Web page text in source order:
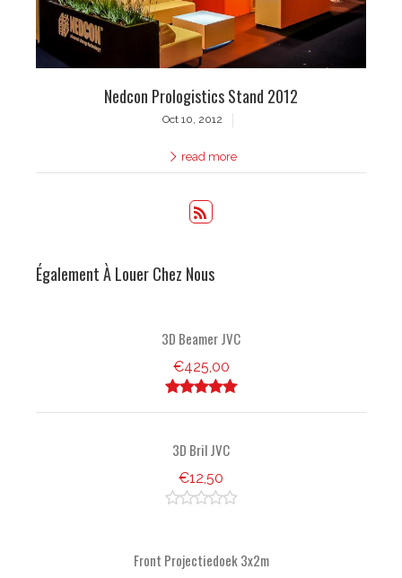
Nedcon Prologistics Stand 2012
Oct 10, 2012
read more
Également À Louer Chez Nous
3D Beamer JVC
€425,00
5 stars
3D Bril JVC
€12,50
0 star
Front Projectiedoek 3x2m